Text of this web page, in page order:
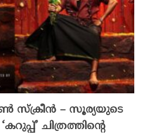
സ്‌ക്രീൻ – സൂര്യയുടെ
ചിത്രത്തിന്റെ